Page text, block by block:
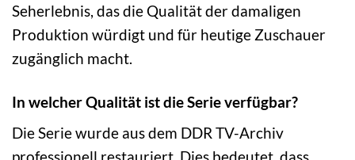
Seherlebnis, das die Qualität der damaligen
Produktion würdigt und für heutige Zuschauer
zugänglich macht.
In welcher Qualität ist die Serie verfügbar?
Die Serie wurde aus dem DDR TV-Archiv